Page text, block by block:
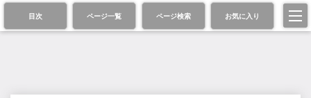
目次 ページ一覧 ページ検索 お気に入り